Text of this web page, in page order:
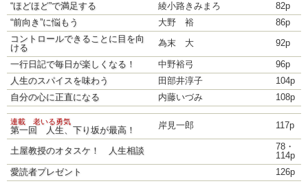
“ほどほど”で満足する 綾小路きみまろ
82p
“前向き”に悩もう
大野 裕
86p
コントロールできることに目を向
ける
為末 大 92p
一行日記で毎日が楽しくなる！ 中野裕弓
96p
人生のスパイスを味わう
田部井淳子
104p
自分の心に正直になる
内藤いづみ 108p
連載 老いる勇気
第一回 人生、下り坂が最高！ 岸見一郎 117p
土屋教授のオタスケ！ 人生相談
78・
114p
愛読者プレゼント
126p